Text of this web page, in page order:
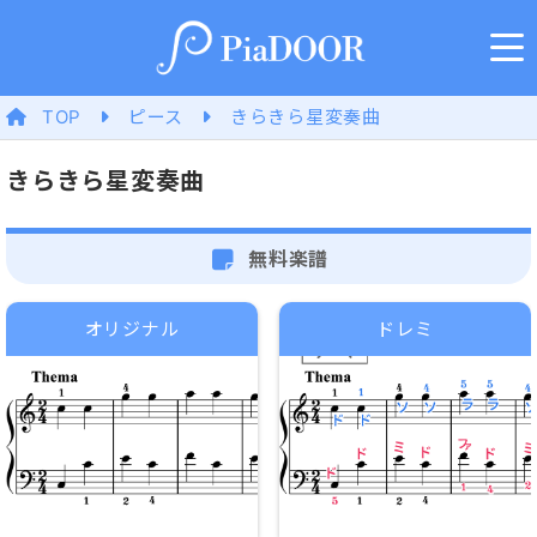
TOP ピース きらきら星変奏曲
きらきら星変奏曲
無料楽譜
オリジナル ドレミ